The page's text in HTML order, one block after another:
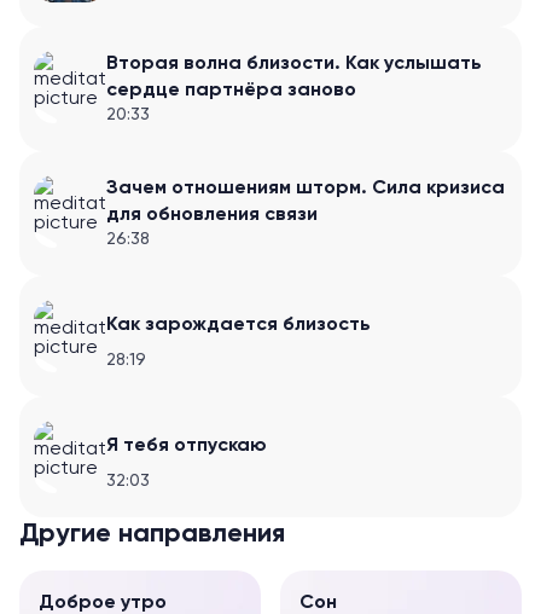
Вторая волна близости. Как услышать
сердце партнёра заново
20:33
Зачем отношениям шторм. Сила кризиса
для обновления связи
26:38
Как зарождается близость
28:19
Я тебя отпускаю
32:03
Другие направления
Доброе утро Сон